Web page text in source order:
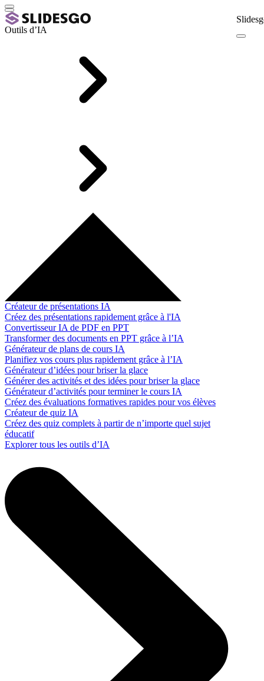
Outils d’IA
Créateur de présentations IA
Créez des présentations rapidement grâce à l'IA
Convertisseur IA de PDF en PPT
Transformer des documents en PPT grâce à l’IA
Générateur de plans de cours IA
Planifiez vos cours plus rapidement grâce à l’IA
Générateur d’idées pour briser la glace
Générer des activités et des idées pour briser la glace
Générateur d’activités pour terminer le cours IA
Créez des évaluations formatives rapides pour vos élèves
Créateur de quiz IA
Créez des quiz complets à partir de n’importe quel sujet
éducatif
Explorer tous les outils d’IA